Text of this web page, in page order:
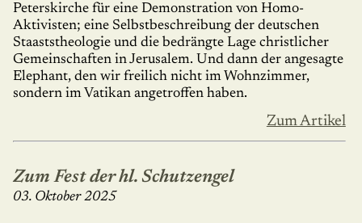
Peterskirche für eine Demonstration von Homo-
Aktivisten; eine Selbstbeschreibung der deutschen
Staaststheologie und die bedrängte Lage christlicher
Gemeinschaften in Jerusalem. Und dann der angesagte
Elephant, den wir freilich nicht im Wohnzimmer,
sondern im Vatikan angetroffen haben.
Zum Artikel
Zum Fest der hl. Schutzengel
03. Oktober 2025